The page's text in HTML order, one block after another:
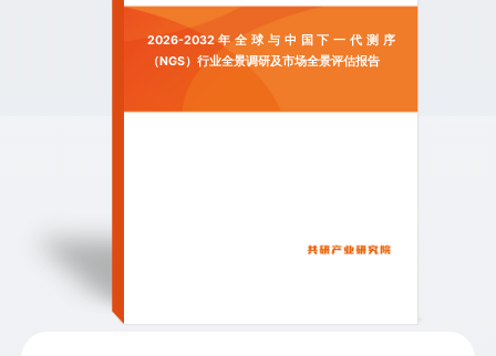
2026-2032年全球与中国下一代测序
（NGS）行业全景调研及市场全景评估报告